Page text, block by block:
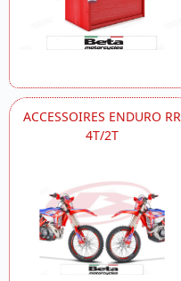
ACCESSOIRES ENDURO RR
4T/2T